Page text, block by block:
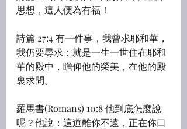
思想，這人便為有福！
詩篇 27:4 有一件事，我曾求耶和華，
我仍要尋求：就是一生一世住在耶和
華的殿中，瞻仰他的榮美，在他的殿
裏求問。
羅馬書(Romans) 10:8 他到底怎麼說
呢？他說：這道離你不遠，正在你口